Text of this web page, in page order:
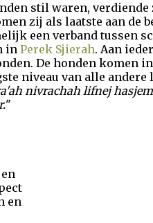
stil waren,
zij als laatste aan de
een verband tussen
in Perek Sjierah. Aan
De honden komen
niveau van alle
nivrachah lifnej hasjem
"
en